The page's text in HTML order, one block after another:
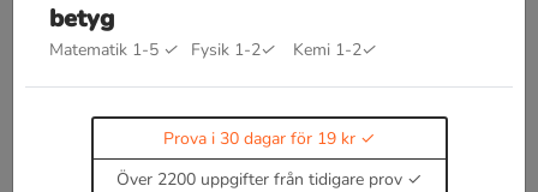
axbx=
(ab)x
=1ax
1
betyg
Matematik 1-5 ✓ Fysik 1-2✓ Kemi 1-2✓
Prova i 30 dagar för 19 kr
Över 2200 uppgifter från tidigare prov